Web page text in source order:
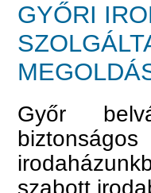
GYŐRI
Győr
szabott